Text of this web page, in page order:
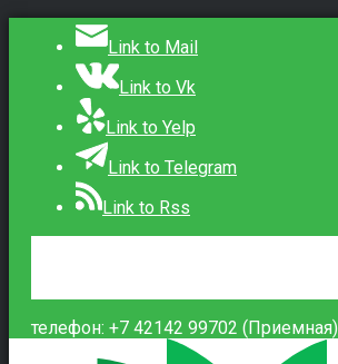
Link to Mail
Link to Vk
Link to Yelp
Link to Telegram
Link to Rss
телефон: +7 42142 99702 (Приемная)